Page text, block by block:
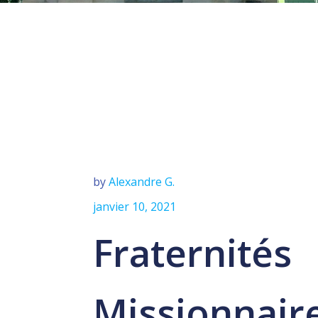
byAlexandre G.
janvier 10, 2021
Fraternités